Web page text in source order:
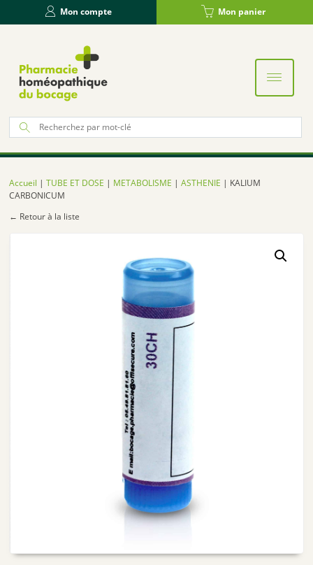
Mon compte Mon panier
:
Accueil |TUBE ET DOSE | METABOLISME |ASTHENIE | KALIUM
CARBONICUM
← Retour à la liste
Panneau de gestion des cookies